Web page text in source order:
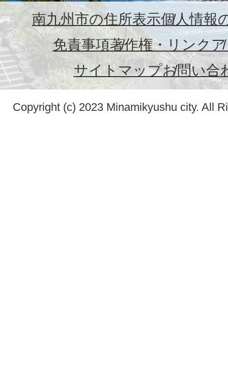
南九州市の住所表示個人情報
免責事項著作権・リンク
サイトマップお問い合
Copyright (c) 2023 Minamikyushu city. All